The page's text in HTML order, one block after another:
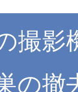
撮影
の撤